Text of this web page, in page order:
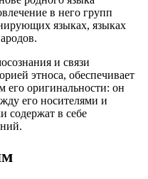
в него групп
языках, языках
и связи
этноса, обеспечивает
его оригинальности: он
его носителями и
содержат в себе